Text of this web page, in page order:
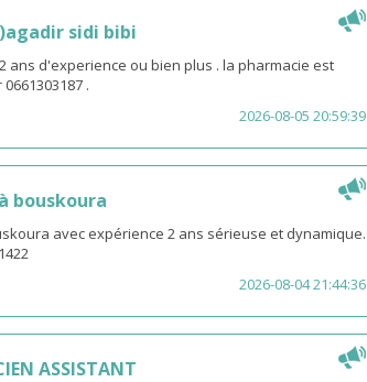
sidi bibi
ans d'experience ou bien plus . la pharmacie est
.
2026-08-05 20:59:39
bouskoura
avec expérience 2 ans sérieuse et dynamique.
2026-08-04 21:44:36
ASSISTANT